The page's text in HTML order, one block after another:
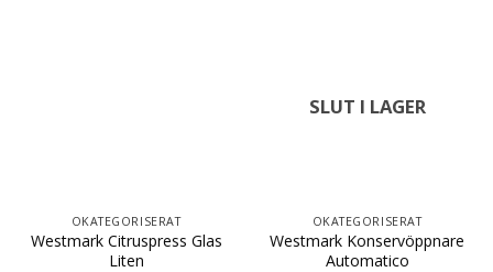
OKATEGORISERAT
Westmark Citruspress Glas
Liten
SLUT I LAGER
OKATEGORISERAT
Westmark Konservöppnare
Automatico